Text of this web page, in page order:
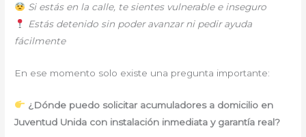
Si estás en la calle, te sientes vulnerable e inseguro
Estás detenido sin poder avanzar ni pedir ayuda
fácilmente
En ese momento solo existe una pregunta importante:
¿Dónde puedo solicitar acumuladores a domicilio en
Juventud Unida con instalación inmediata y garantía real?